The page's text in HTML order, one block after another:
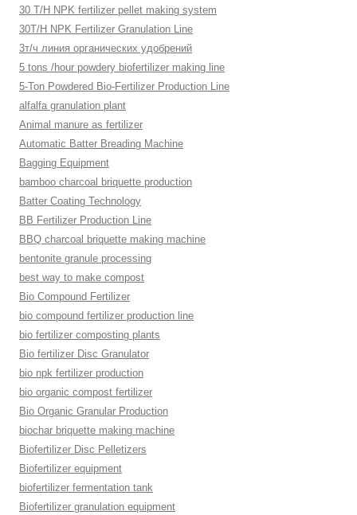
30 T/H NPK fertilizer pellet making system
30T/H NPK Fertilizer Granulation Line
3т/ч линия органических удобрений
5 tons /hour powdery biofertilizer making line
5-Ton Powdered Bio-Fertilizer Production Line
alfalfa granulation plant
Animal manure as fertilizer
Automatic Batter Breading Machine
Bagging Equipment
bamboo charcoal briquette production
Batter Coating Technology
BB Fertilizer Production Line
BBQ charcoal briquette making machine
bentonite granule processing
best way to make compost
Bio Compound Fertilizer
bio compound fertilizer production line
bio fertilizer composting plants
Bio fertilizer Disc Granulator
bio npk fertilizer production
bio organic compost fertilizer
Bio Organic Granular Production
biochar briquette making machine
Biofertilizer Disc Pelletizers
Biofertilizer equipment
biofertilizer fermentation tank
Biofertilizer granulation equipment